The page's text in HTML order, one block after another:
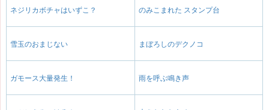
ネジリカボチャはいずこ？ のみこまれた スタンプ台
雪玉のおまじない まぼろしのデクノコ
ガモース大量発生！ 雨を呼ぶ鳴き声